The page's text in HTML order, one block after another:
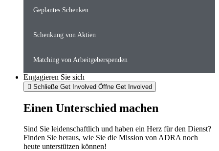
Geplantes Schenken
Schenkung von Aktien
Matching von Arbeitgeberspenden
Engagieren Sie sich
Schließe Get Involved Öffne Get Involved
Einen Unterschied machen
Sind Sie leidenschaftlich und haben ein Herz für den Dienst?
Finden Sie heraus, wie Sie die Mission von ADRA noch
heute unterstützen können!